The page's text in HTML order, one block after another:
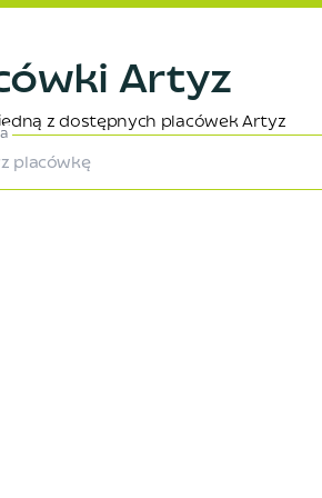
Artyz
z dostępnych placówek Artyz
placówkę